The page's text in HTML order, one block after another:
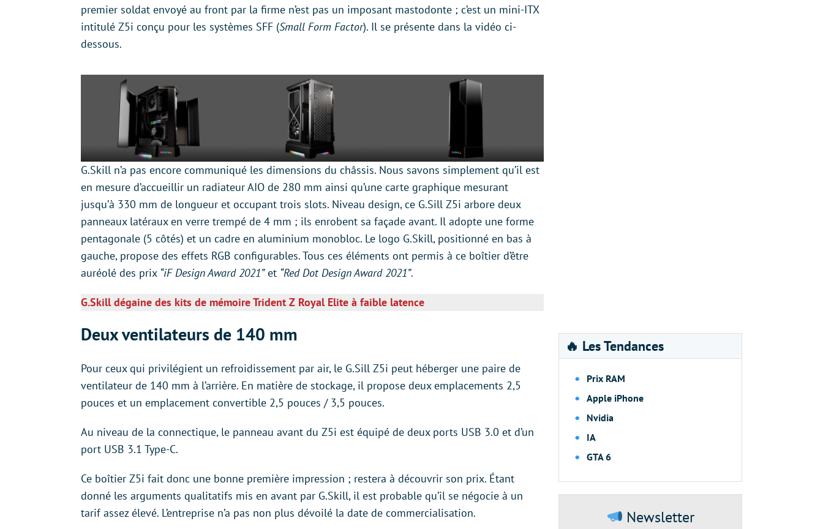
premier soldat envoyé au front par la firme n’est pas un imposant mastodonte ; c’est un mini-ITX
intitulé Z5i conçu pour les systèmes SFF (Small Form Factor). Il se présente dans la vidéo ci-
dessous.
G.Skill n’a pas encore communiqué les dimensions du châssis. Nous savons simplement qu’il est
en mesure d’accueillir un radiateur AIO de 280 mm ainsi qu’une carte graphique mesurant
jusqu’à 330 mm de longueur et occupant trois slots. Niveau design, ce G.Sill Z5i arbore deux
panneaux latéraux en verre trempé de 4 mm ; ils enrobent sa façade avant. Il adopte une forme
pentagonale (5 côtés) et un cadre en aluminium monobloc. Le logo G.Skill, positionné en bas à
gauche, propose des effets RGB configurables. Tous ces éléments ont permis à ce boîtier d’être
auréolé des prix “iF Design Award 2021”et “Red Dot Design Award 2021”.
G.Skill dégaine des kits de mémoire Trident Z Royal Elite à faible latence
Deux ventilateurs de 140 mm
Pour ceux qui privilégient un refroidissement par air, le G.Sill Z5i peut héberger une paire de
ventilateur de 140 mm à l’arrière. En matière de stockage, il propose deux emplacements 2,5
pouces et un emplacement convertible 2,5 pouces / 3,5 pouces.
Au niveau de la connectique, le panneau avant du Z5i est équipé de deux ports USB 3.0 et d’un
port USB 3.1 Type-C.
Ce boîtier Z5i fait donc une bonne première impression ; restera à découvrir son prix. Étant
donné les arguments qualitatifs mis en avant par G.Skill, il est probable qu’il se négocie à un
tarif assez élevé. L’entreprise n’a pas non plus dévoilé la date de commercialisation.
🔥 Les Tendances
Prix RAM
Apple iPhone
Nvidia
IA
GTA 6
Newsletter